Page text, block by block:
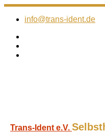
Zum
Inhalt
info@trans-ident.de
Trans-Ident e.V.